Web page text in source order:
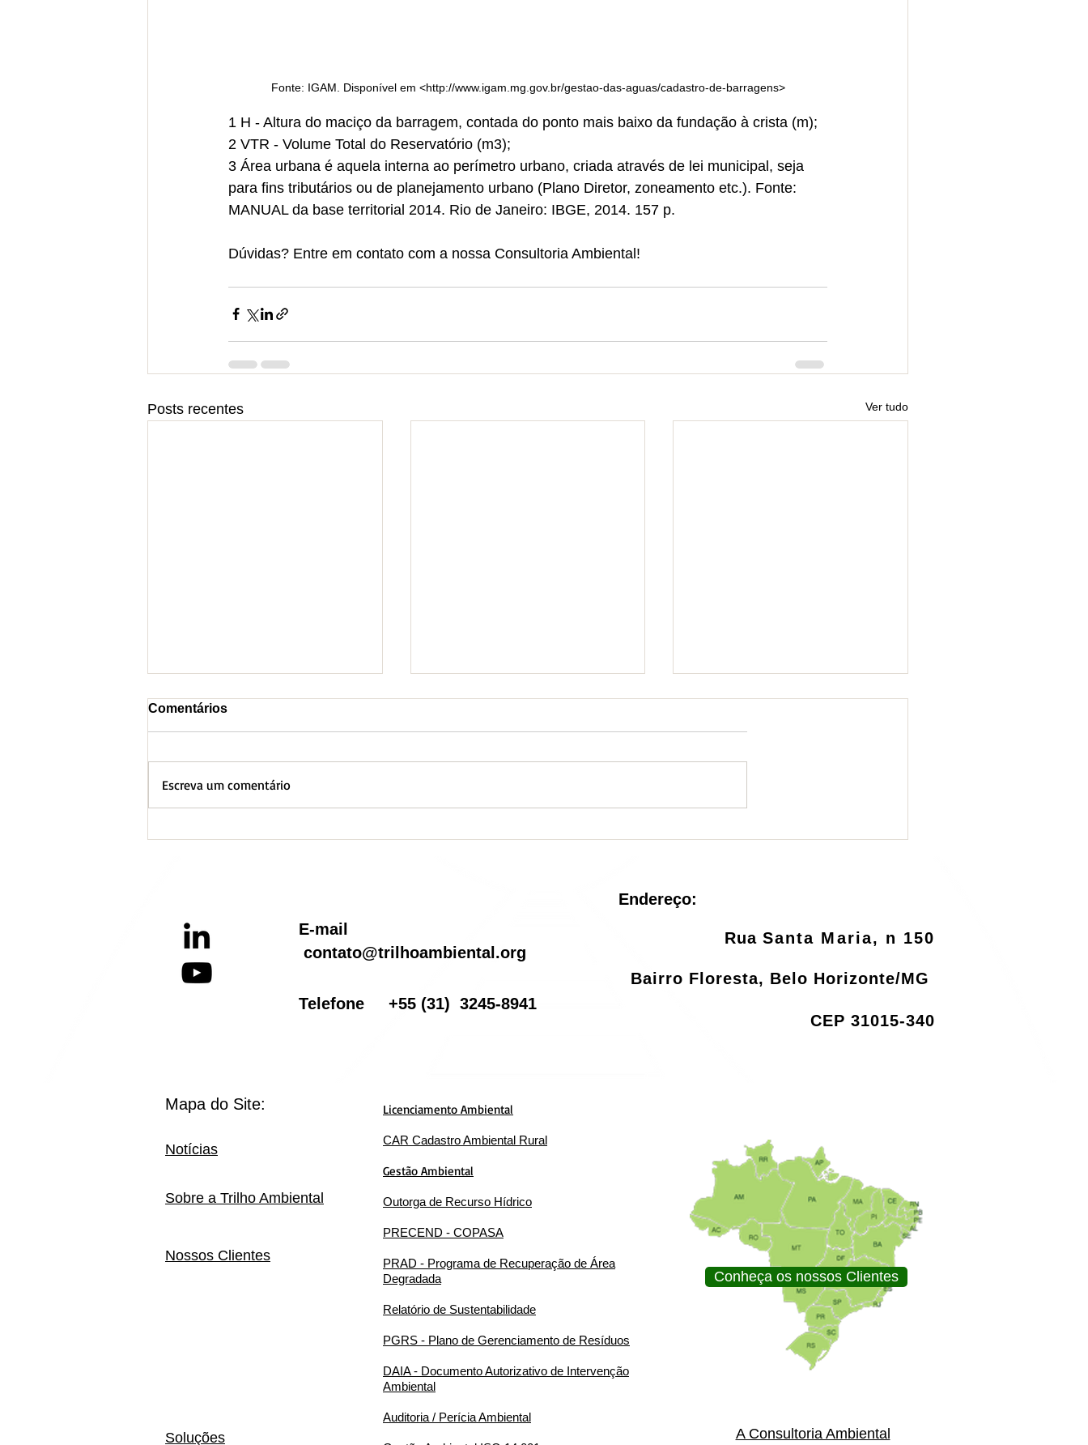
Fonte: IGAM. Disponível em <http://www.igam.mg.gov.br/gestao-das-aguas/cadastro-de-barragens>
1 H - Altura do maciço da barragem, contada do ponto mais baixo da fundação à crista (m);
2 VTR - Volume Total do Reservatório (m3);
3 Área urbana é aquela interna ao perímetro urbano, criada através de lei municipal, seja
para fins tributários ou de planejamento urbano (Plano Diretor, zoneamento etc.). Fonte:
MANUAL da base territorial 2014. Rio de Janeiro: IBGE, 2014. 157 p.
Dúvidas? Entre em contato com a nossa Consultoria Ambiental!
Posts recentes Ver tudo
Comentários
Escreva um comentário
E-mail
contato@trilhoambiental.org
Telefone +55 (31) 3245-8941
Endereço:
RuaSanta Maria, n 150
Bairro Floresta, Belo Horizonte/MG
CEP 31015-340
Sobre a Trilho Ambiental
Notícias
Nossos Clientes
Soluções
Mapa do Site: Licenciamento Ambiental
CAR Cadastro Ambiental Rural
Gestão Ambiental
Outorga de Recurso Hídrico
PRECEND - COPASA
PRAD - Programa de Recuperação de Área
Degradada
Relatório de Sustentabilidade
PGRS - Plano de Gerenciamento de Resíduos
DAIA - Documento Autorizativo de Intervenção
Ambiental
Auditoria / Perícia Ambiental
Conheça os nossos Clientes
A Consultoria Ambiental